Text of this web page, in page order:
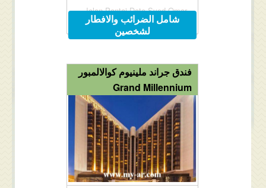
Jalan Pantai Dato Syed Omar ,
Kuah, Langkawi, Malaysia
شامل الضرائب والافطار
لشخصين
فندق جراند ملينيوم كوالالمبور
Grand Millennium